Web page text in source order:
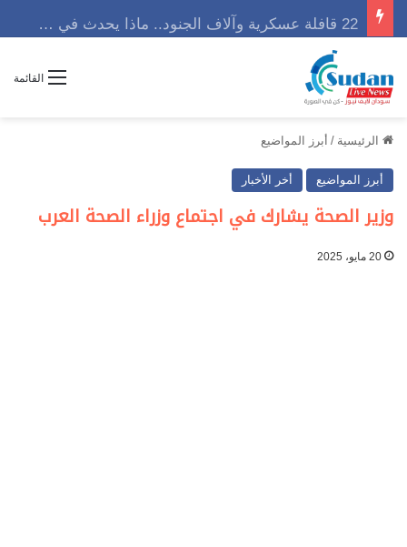
القائمة
الرئيسية / أبرز المواضيع
أبرز المواضيع أخر الأخبار
وزير الصحة يشارك في اجتماع وزراء الصحة العرب
20 مايو، 2025